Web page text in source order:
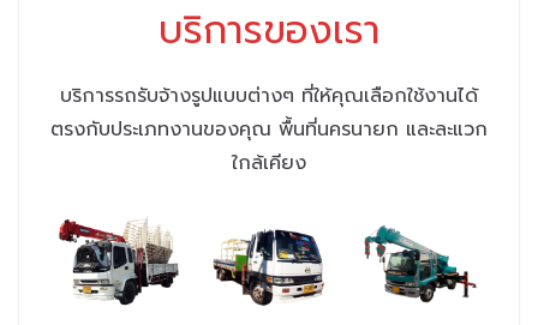
บริการของเรา
บริการรถรับจ้างรูปแบบต่างๆ ที่ให้คุณเลือกใช้งานได้
ตรงกับประเภทงานของคุณ พื้นที่นครนายก และละแวก
ใกล้เคียง